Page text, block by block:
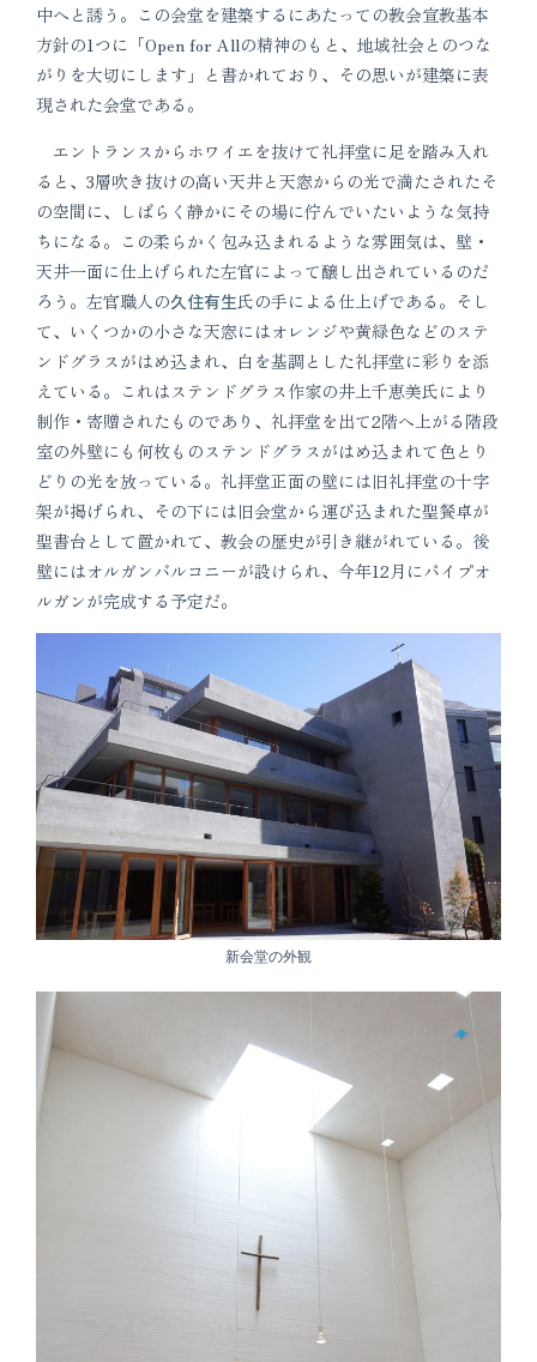
中へと誘う。この会堂を建築するにあたっての教会宣教基本
方針の1つに「Open for Allの精神のもと、地域社会とのつな
がりを大切にします」と書かれており、その思いが建築に表
現された会堂である。
エントランスからホワイエを抜けて礼拝堂に足を踏み入れ
ると、3層吹き抜けの高い天井と天窓からの光で満たされたそ
の空間に、しばらく静かにその場に佇んでいたいような気持
ちになる。この柔らかく包み込まれるような雰囲気は、壁・
天井一面に仕上げられた左官によって醸し出されているのだ
ろう。左官職人の久住有生氏の手による仕上げである。そし
て、いくつかの小さな天窓にはオレンジや黄緑色などのステ
ンドグラスがはめ込まれ、白を基調とした礼拝堂に彩りを添
えている。これはステンドグラス作家の井上千恵美氏により
制作・寄贈されたものであり、礼拝堂を出て2階へ上がる階段
室の外壁にも何枚ものステンドグラスがはめ込まれて色とり
どりの光を放っている。礼拝堂正面の壁には旧礼拝堂の十字
架が掲げられ、その下には旧会堂から運び込まれた聖餐卓が
聖書台として置かれて、教会の歴史が引き継がれている。後
壁にはオルガンバルコニーが設けられ、今年12月にパイプオ
ルガンが完成する予定だ。
新会堂の外観